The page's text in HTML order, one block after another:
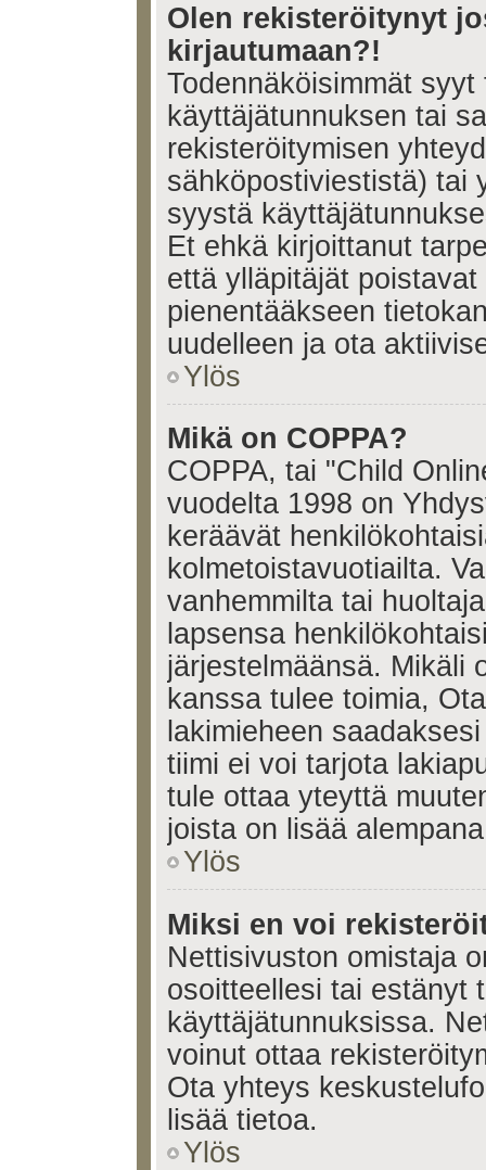
Olen rekisteröitynyt
kirjautumaan?!
Todennäköisimmät
käyttäjätunnuksen tai
rekisteröitymisen
sähköpostiviestistä) tai
syystä
Et ehkä kirjoittanut
että ylläpitäjät
pienentääkseen
uudelleen ja ota
Ylös
Mikä on COPPA?
COPPA, tai "Child
vuodelta 1998 on
keräävät
kolmetoistavuotiailta.
vanhemmilta tai
lapsensa
järjestelmäänsä. Mikäli
kanssa tulee toimia,
lakimieheen
tiimi ei voi tarjota
tule ottaa yteyttä
joista on lisää
Ylös
Miksi en voi
Nettisivuston omistaja
osoitteellesi tai estänyt
käyttäjätunnuksissa.
voinut ottaa
Ota yhteys
lisää tietoa.
Ylös